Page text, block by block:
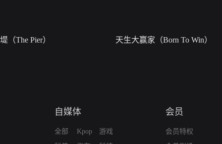
堤（The Pier） 天生大赢家（Born To Win）
自媒体
全部
Kpop
游戏
会员
会员特权